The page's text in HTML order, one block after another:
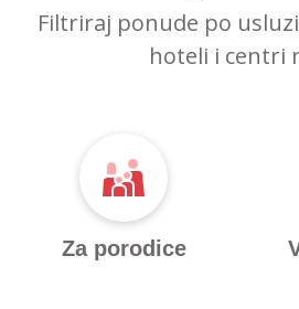
Filtriraj ponude po
hoteli i centri
Za porodice